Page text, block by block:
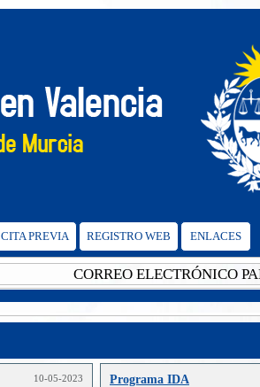
CITA PREVIA REGISTRO WEB ENLACES
CORREO ELECTRÓNICO
10-05-2023 Programa IDA